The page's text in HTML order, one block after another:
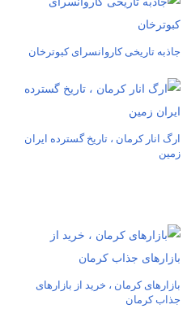
جاذبه تاریخی کاروانسرای کبوترخان
ارگ انار کرمان ، تاریخ گسترده ایران
زمین
بازارهای کرمان ، خرید از بازارهای
جذاب کرمان